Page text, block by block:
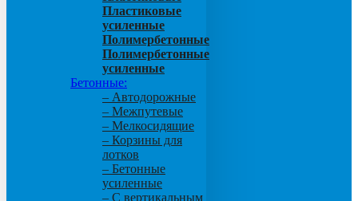
Пластиковые
усиленные
Полимербетонные
Полимербетонные
усиленные
Бетонные:
– Автодорожные
– Межпутевые
– Мелкосидящие
– Корзины для
лотков
– Бетонные
усиленные
– С вертикальным